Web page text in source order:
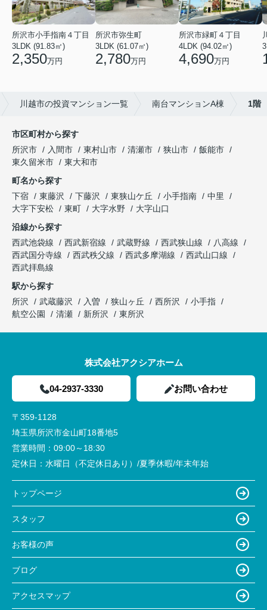
所沢市小手指南４丁目
3LDK (91.83㎡)
2,350万円
所沢市弥生町
3LDK (61.07㎡)
2,780万円
所沢市緑町４丁目
4LDK (94.02㎡)
4,690万円
川越市の投資マンション一覧 南台マンションA棟 1階
市区町村から探す
所沢市
入間市 東村山市 清瀬市 狭山市
飯能市
東久留米市
東大和市
町名から探す
下宿
東藤沢 下藤沢 東狭山ケ丘 小手指南
中里
大字下安松
東町 大字水野
大字山口
沿線から探す
西武池袋線
西武新宿線 武蔵野線 西武狭山線
八高線
西武国分寺線
西武秩父線 西武多摩湖線
西武山口線
西武拝島線
駅から探す
所沢
武蔵藤沢 入曽 狭山ヶ丘 西所沢
小手指
航空公園
清瀬 新所沢 東所沢
株式会社アクシアホーム
04-2937-3330 お問い合わせ
〒359-1128
埼玉県所沢市金山町18番地5
営業時間： 09:00～18:30
定休日： 水曜日（不定休日あり）/夏季休暇/年末年始
トップページ
スタッフ
お客様の声
ブログ
アクセスマップ